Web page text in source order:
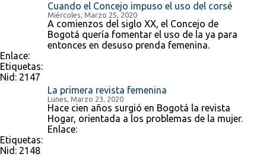
Cuando el Concejo impuso el uso del corsé
Miércoles, Marzo 25, 2020
A comienzos del siglo XX, el Concejo de
Bogotá quería fomentar el uso de la ya para
entonces en desuso prenda femenina.
Enlace:
Etiquetas:
Nid: 2147
La primera revista femenina
Lunes, Marzo 23, 2020
Hace cien años surgió en Bogotá la revista
Hogar, orientada a los problemas de la mujer.
Enlace:
Etiquetas:
Nid: 2148